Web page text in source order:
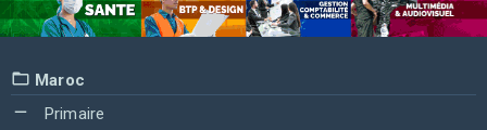
Maroc
Primaire